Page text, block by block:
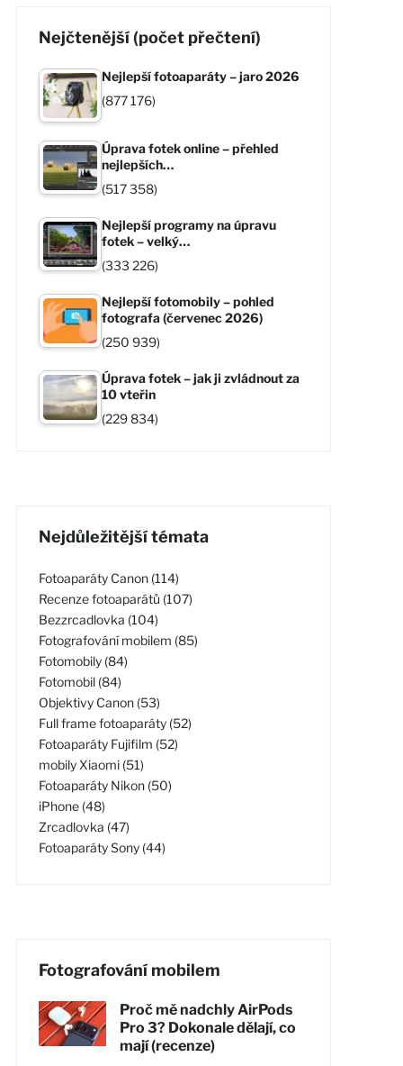
Nejčtenější (počet přečtení)
Nejlepší fotoaparáty – jaro 2026
(877 176)
Úprava fotek online – přehled
nejlepších…
(517 358)
Nejlepší programy na úpravu
fotek – velký…
(333 226)
Nejlepší fotomobily – pohled
fotografa (červenec 2026)
(250 939)
Úprava fotek – jak ji zvládnout za
10 vteřin
(229 834)
Nejdůležitější témata
Fotoaparáty Canon (114)
Recenze fotoaparátů (107)
Bezzrcadlovka (104)
Fotografování mobilem (85)
Fotomobily (84)
Fotomobil (84)
Objektivy Canon (53)
Full frame fotoaparáty (52)
Fotoaparáty Fujifilm (52)
mobily Xiaomi (51)
Fotoaparáty Nikon (50)
iPhone (48)
Zrcadlovka (47)
Fotoaparáty Sony (44)
Fotografování mobilem
Proč mě nadchly AirPods
Pro 3? Dokonale dělají, co
mají (recenze)